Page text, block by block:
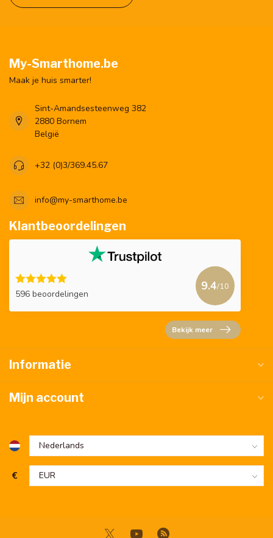
My-Smarthome.be
Maak je huis smarter!
Sint-Amandsesteenweg 382
2880 Bornem
België
+32 (0)3/369.45.67
info@my-smarthome.be
Klantbeoordelingen
596 beoordelingen
9.4/10
Bekijk meer
Informatie
Mijn account
€